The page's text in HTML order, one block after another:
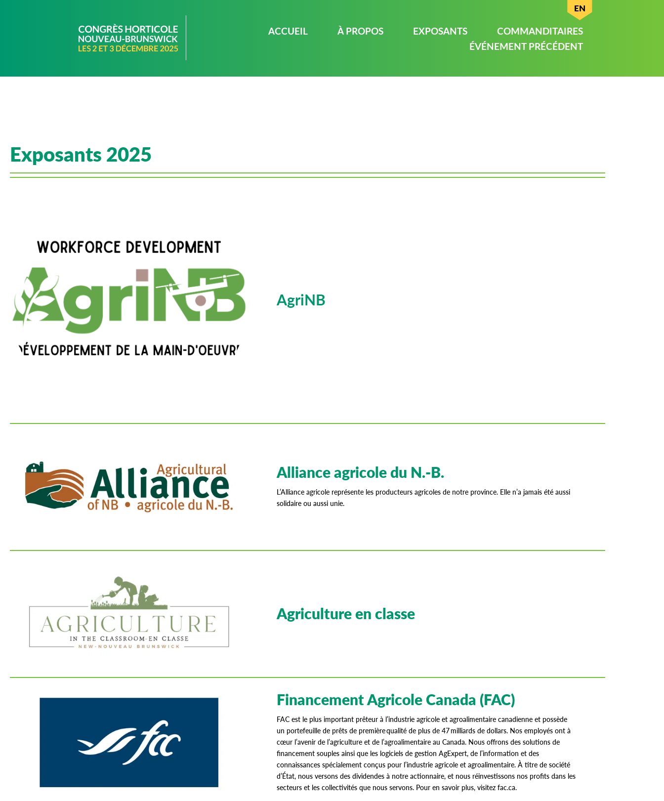
EN
ACCUEIL À PROPOS EXPOSANTS
COMMANDITAIRES
ÉVÉNEMENT PRÉCÉDENT
Exposants 2025
AgriNB
Alliance agricole du N.-B.
L’Alliance agricole représente les producteurs agricoles de notre province. Elle n’a jamais été aussi
solidaire ou aussi unie.
Agriculture en classe
Financement Agricole Canada (FAC)
FAC est le plus important prêteur à l’industrie agricole et agroalimentaire canadienne et possède
un portefeuille de prêts de première qualité de plus de 47 milliards de dollars. Nos employés ont à
cœur l’avenir de l’agriculture et de l’agroalimentaire au Canada. Nous offrons des solutions de
financement souples ainsi que les logiciels de gestion AgExpert, de l’information et des
connaissances spécialement conçus pour l’industrie agricole et agroalimentaire. À titre de société
d’État, nous versons des dividendes à notre actionnaire, et nous réinvestissons nos profits dans les
secteurs et les collectivités que nous servons. Pour en savoir plus, visitez fac.ca.